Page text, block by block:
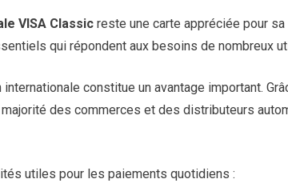
VISA Classic reste une carte appréciée pour
qui répondent aux besoins de nombreux
constitue un avantage important.
des commerces et des distributeurs
utiles pour les paiements quotidiens :